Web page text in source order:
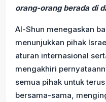
orang-orang berada di
Al-Shun menegaskan
menunjukkan pihak
aturan internasional
mengakhiri
semua pihak untuk
bersama-sama,